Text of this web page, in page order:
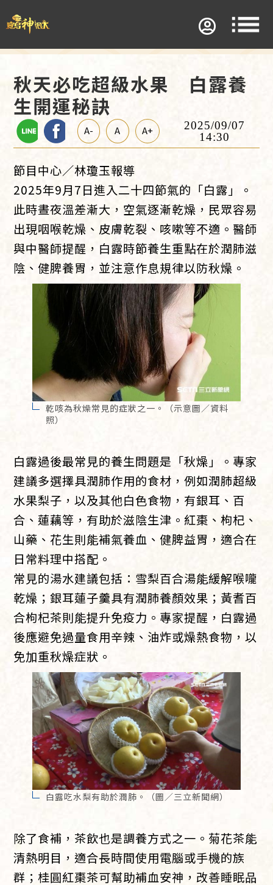
秋天必吃超級水果 白露養
生開運秘訣
A- A A+
2025/09/07
14:30
節目中心／林瓊玉報導
2025年9月7日進入二十四節氣的「白露」。
此時晝夜溫差漸大，空氣逐漸乾燥，民眾容易
出現咽喉乾燥、皮膚乾裂、咳嗽等不適。醫師
與中醫師提醒，白露時節養生重點在於潤肺滋
陰、健脾養胃，並注意作息規律以防秋燥。
乾咳為秋燥常見的症狀之一。（示意圖／資料
照）
白露過後最常見的養生問題是「秋燥」。專家
建議多選擇具潤肺作用的食材，例如潤肺超級
水果梨子，以及其他白色食物，有銀耳、百
合、蓮藕等，有助於滋陰生津。紅棗、枸杞、
山藥、花生則能補氣養血、健脾益胃，適合在
日常料理中搭配。
常見的湯水建議包括：雪梨百合湯能緩解喉嚨
乾燥；銀耳蓮子羹具有潤肺養顏效果；黃耆百
合枸杞茶則能提升免疫力。專家提醒，白露過
後應避免過量食用辛辣、油炸或燥熱食物，以
免加重秋燥症狀。
白露吃水梨有助於潤肺。（圖／三立新聞網）
除了食補，茶飲也是調養方式之一。菊花茶能
清熱明目，適合長時間使用電腦或手機的族
群；桂圓紅棗茶可幫助補血安神，改善睡眠品